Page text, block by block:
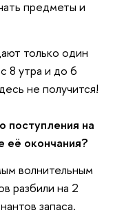
предметы и
только один
8 утра и до 6
не получится!
поступления на
её окончания?
волнительным
разбили на 2
запаса.